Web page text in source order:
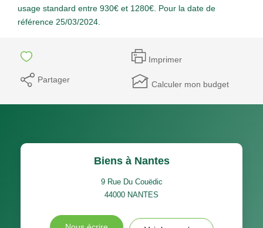
usage standard entre 930€ et 1280€. Pour la date de
référence 25/03/2024.
Imprimer
Partager Calculer mon budget
Biens à Nantes
9 Rue Du Couëdic
44000 NANTES